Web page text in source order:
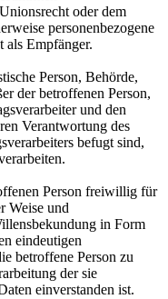
oder dem
personenbezogene
als Empfänger.
Person, Behörde,
der betroffenen Person,
und den
Verantwortung des
befugt sind,
Person freiwillig für
Weise und
in Form
eindeutigen
betroffene Person zu
der sie
einverstanden ist.